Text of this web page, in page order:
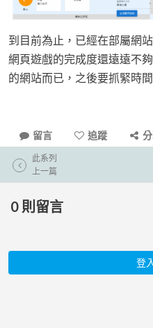
到目前為止，已經在部屬網
網頁遊戲的完成度還遠遠不
的網站而已，之後要抓緊時
留言 追蹤
此系列
上一篇
0 則留言
登